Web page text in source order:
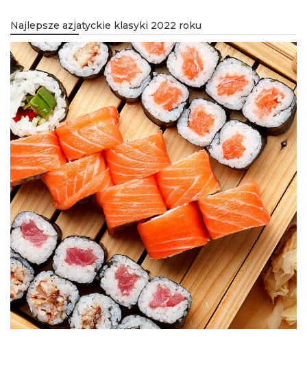
Najlepsze azjatyckie klasyki 2022 roku